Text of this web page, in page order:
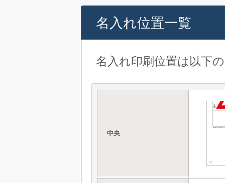
名入れ位置一覧
名入れ印刷位置は以下
中央